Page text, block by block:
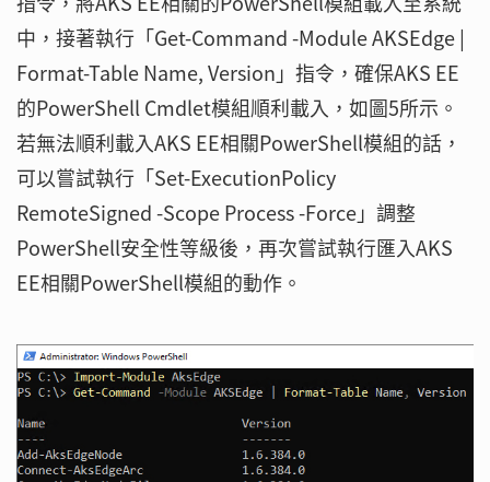
中，接著執行「Get-Command -Module AKSEdge |
Format-Table Name, Version」指令，確保AKS EE
的PowerShell Cmdlet模組順利載入，如圖5所示。
若無法順利載入AKS EE相關PowerShell模組的話，
可以嘗試執行「Set-ExecutionPolicy
RemoteSigned -Scope Process -Force」調整
PowerShell安全性等級後，再次嘗試執行匯入AKS
EE相關PowerShell模組的動作。